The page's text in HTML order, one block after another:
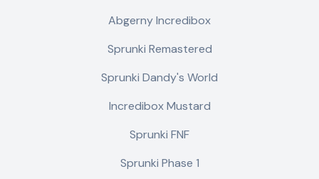
Abgerny Incredibox
Sprunki Remastered
Sprunki Dandy's World
Incredibox Mustard
Sprunki FNF
Sprunki Phase 1